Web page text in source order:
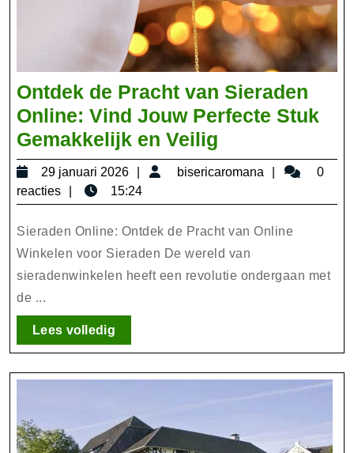
Ontdek de Pracht van Sieraden
Online: Vind Jouw Perfecte Stuk
Gemakkelijk en Veilig
de
Pracht
van
Sieraden
Online:
Vind
Stuk
Gemakkelijk
29 januari 2026
29
2026
bisericaromana
0
reacties
15:24
Sieraden Online: Ontdek de Pracht van Online
Winkelen voor Sieraden De wereld van
sieradenwinkelen heeft een revolutie ondergaan met
de ...
Lees volledigLees
volledig